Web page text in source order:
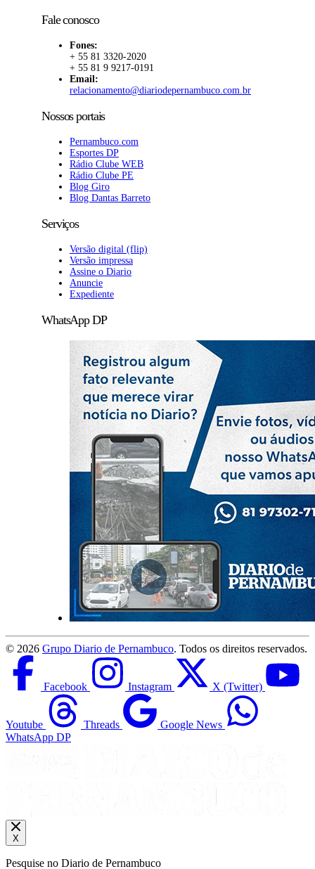
Fale conosco
Fones:
+ 55 81 3320-2020
+ 55 81 9 9217-0191
Email:
relacionamento@diariodepernambuco.com.br
Nossos portais
Pernambuco.com
Esportes DP
Rádio Clube WEB
Rádio Clube PE
Blog Giro
Blog Dantas Barreto
Serviços
Versão digital (flip)
Versão impressa
Assine o Diario
Anuncie
Expediente
WhatsApp DP
© 2026 Grupo Diario de Pernambuco. Todos os direitos reservados.
Facebook Instagram X (Twitter)
Youtube Threads
Google News
WhatsApp DP
X
Pesquise no Diario de Pernambuco